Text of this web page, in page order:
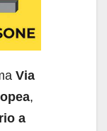
Via
,
a